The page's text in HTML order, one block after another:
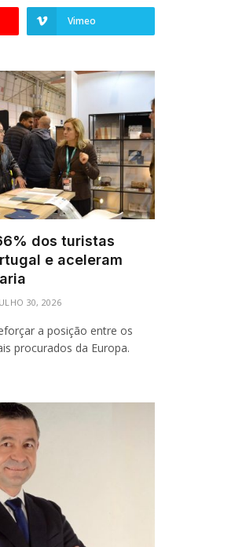
Vimeo
dos turistas
e aceleram
30, 2026
a posição entre os
procurados da Europa.